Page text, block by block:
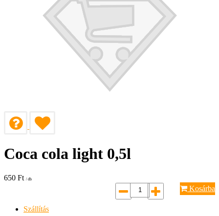
Coca cola light 0,5l
650 Ft / db
Kosárba
Szállítás